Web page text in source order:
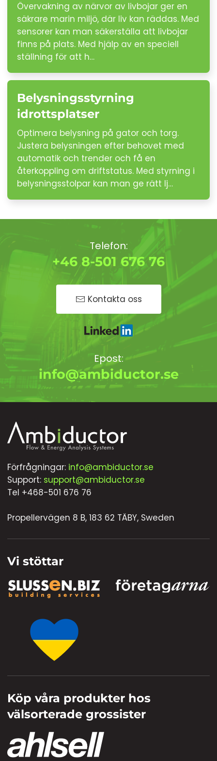
Övervakning av närvor av livbojar ger en
säkrare marin miljö, där liv kan räddas. Med
sensorer kan man säkerställa att livbojar
finns på plats. Med hjälp av en speciell
ställning för att h…
Belysningsstyrning
idrottsplatser
Optimera belysning på gator och torg.
Justera belysningen efter behovet med
automatik och trender och få en
återkoppling om driftstatus. Med styrning i
belysningsstolpar kan man ge rätt lj…
Telefon:
+46 8-501 676 76
Kontakta oss
Epost:
info@ambiductor.se
Förfrågningar: info@ambiductor.se
Support: support@ambiductor.se
Tel +468-501 676 76
Propellervägen 8 B, 183 62 TÄBY, Sweden
Vi stöttar
Köp våra produkter hos
välsorterade grossister